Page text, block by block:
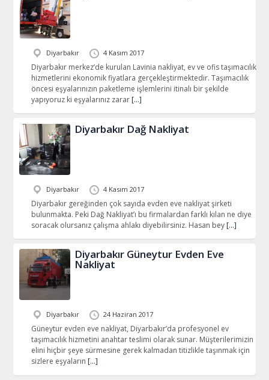
Diyarbakır 4 Kasım 2017
Diyarbakır merkez’de kurulan Lavinia nakliyat, ev ve ofis taşımacılık
hizmetlerini ekonomik fiyatlara gerçekleştirmektedir. Taşımacılık
öncesi eşyalarınızın paketleme işlemlerini itinalı bir şekilde
yapıyoruz ki eşyalarınız zarar […]
Diyarbakır Dağ Nakliyat
Diyarbakır 4 Kasım 2017
Diyarbakır gereğinden çok sayıda evden eve nakliyat şirketi
bulunmakta. Peki Dağ Nakliyat’ı bu firmalardan farklı kılan ne diye
soracak olursanız çalışma ahlakı diyebilirsiniz. Hasan bey […]
Diyarbakır Güneytur Evden Eve
Nakliyat
Diyarbakır 24 Haziran 2017
Güneytur evden eve nakliyat, Diyarbakır’da profesyonel ev
taşımacılık hizmetini anahtar teslimi olarak sunar. Müşterilerimizin
elini hiçbir şeye sürmesine gerek kalmadan titizlikle taşınmak için
sizlere eşyaların […]